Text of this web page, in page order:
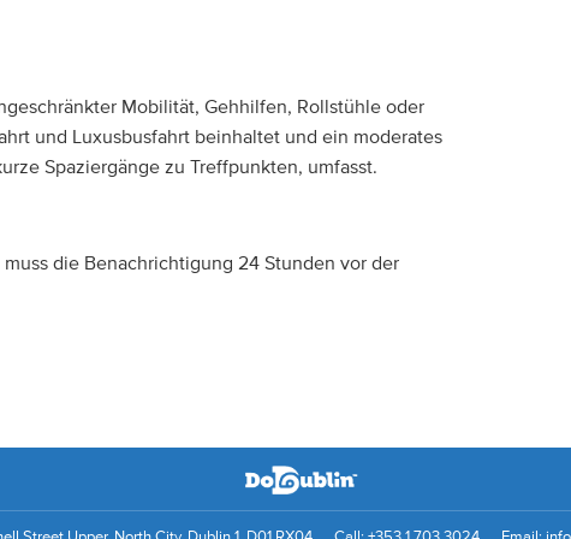
Mobilität, Gehhilfen, Rollstühle oder
und Luxusbusfahrt beinhaltet und ein moderates
Spaziergänge zu Treffpunkten, umfasst.
die Benachrichtigung 24 Stunden vor der